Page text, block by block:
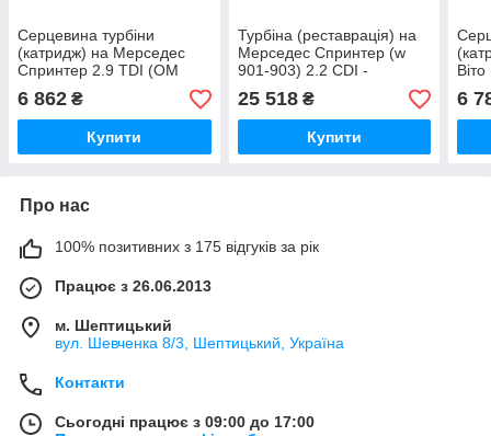
Серцевина турбіни
(катридж) на Мерседес
Спринтер 2.9 TDI (OM
602) - Powertec - GT2538C
454207
6 862 ₴
Купити
Турбіна (реставрація) на
Мерседес Спринтер (w
901-903) 2.2 CDI -
GARRETT(США)7098369005S
25 518₴
Купити
6
Про нас
100% позитивних з 175 відгуків за рік
Працює з 26.06.2013
м. Шептицький
вул. Шевченка 8/3, Шептицький, Україна
Контакти
Сьогодні працює з 09:00 до 17:00